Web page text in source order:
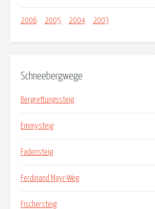
2006 2005 2004 2003
Schneebergwege
Bergrettungssteig
Emmysteig
Fadensteig
Ferdinand Mayr-Weg
Fischersteig